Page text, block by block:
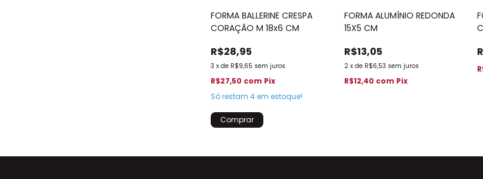
FORMA BALLERINE CRESPA
CORAÇÃO M 18x6 CM
R$28,95
3 xde R$9,65 sem juros
R$27,50 com Pix
Só restam4em estoque!
FORMA ALUMÍNIO REDONDA
15X5 CM
R$13,05
2 x de R$6,53 sem juros
R$12,40 com Pix